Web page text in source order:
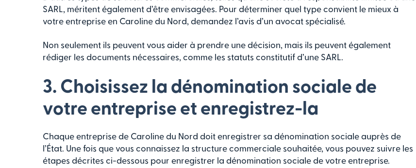
SARL, méritent également d’être envisagées. Pour déterminer quel type convient le mieux à
votre entreprise en Caroline du Nord, demandez l’avis d’un avocat spécialisé.
Non seulement ils peuvent vous aider à prendre une décision, mais ils peuvent également
rédiger les documents nécessaires, comme les statuts constitutif d’une SARL.
3. Choisissez la dénomination sociale de
votre entreprise et enregistrez-la
Chaque entreprise de Caroline du Nord doit enregistrer sa dénomination sociale auprès de
l’État. Une fois que vous connaissez la structure commerciale souhaitée, vous pouvez suivre les
étapes décrites ci-dessous pour enregistrer la dénomination sociale de votre entreprise.